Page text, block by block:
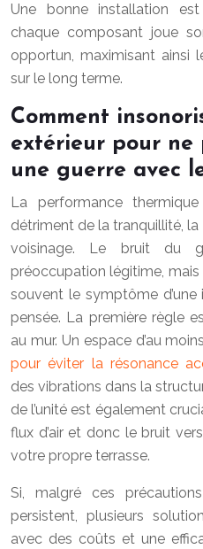
Une bonne installation
chaque composant joue
opportun, maximisant ainsi
sur le long terme.
Comment
extérieur pour ne
une guerre avec
La performance
détriment de la tranquillité,
voisinage. Le bruit du
préoccupation légitime, mais
souvent le symptôme
pensée. La première règle
au mur. Un espace d’au moins
pour éviter la résonance
des vibrations dans la
de l’unité est également
flux d’air et donc le bruit
votre propre terrasse.
Si, malgré ces
persistent, plusieurs
avec des coûts et une